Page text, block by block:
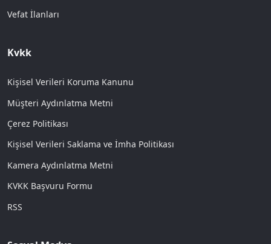
Vefat İlanları
Kvkk
Kişisel Verileri Koruma Kanunu
Müşteri Aydınlatma Metni
Çerez Politikası
Kişisel Verileri Saklama ve İmha Politikası
Kamera Aydınlatma Metni
KVKK Başvuru Formu
RSS